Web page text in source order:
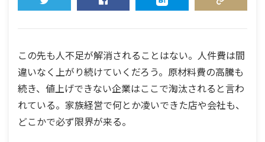
この先も人不足が解消されることはない。人件費は間
違いなく上がり続けていくだろう。原材料費の高騰も
続き、値上げできない企業はここで淘汰されると言わ
れている。家族経営で何とか凌いできた店や会社も、
どこかで必ず限界が来る。